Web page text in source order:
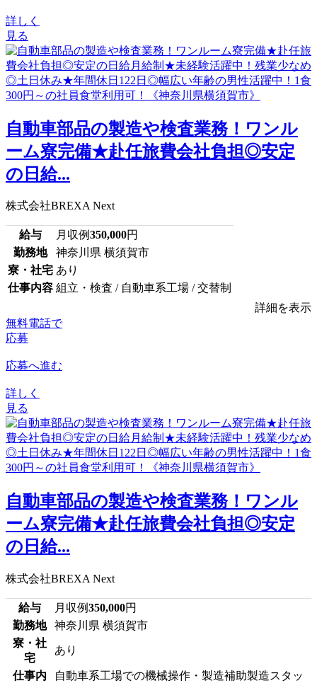
詳しく
見る
自動車部品の製造や検査業務！ワンル
ーム寮完備★赴任旅費会社負担◎安定
の日給...
株式会社BREXA Next
給与 月収例350,000円
勤務地
神奈川県 横須賀市
寮・社宅 あり
仕事内容 組立・検査 / 自動車系工場 / 交替制
詳細を表示
無料電話で
応募
応募へ進む
詳しく
見る
自動車部品の製造や検査業務！ワンル
ーム寮完備★赴任旅費会社負担◎安定
の日給...
株式会社BREXA Next
給与 月収例350,000円
勤務地
神奈川県 横須賀市
寮・社
宅
あり
仕事内
自動車系工場での機械操作・製造補助製造スタッ